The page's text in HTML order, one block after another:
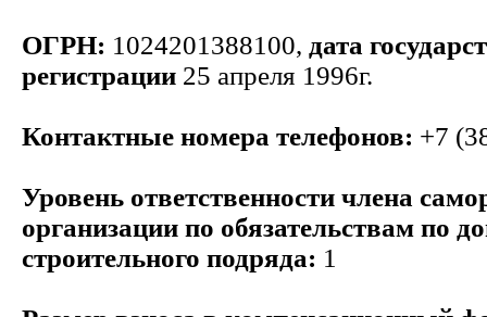
ОГРН: 1024201388100, дата
регистрации 25 апреля 1996г.
Контактные номера телефонов: +7
Уровень ответственности члена
организации по обязательствам по
строительного подряда: 1